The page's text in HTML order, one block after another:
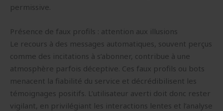
permissive.
Présence de faux profils : attention aux illusions
Le recours à des messages automatiques, souvent perçus
comme des incitations à s’abonner, contribue à une
atmosphère parfois déceptive. Ces faux profils ou bots
menacent la fiabilité du service et décrédibilisent les
témoignages positifs. L’utilisateur averti doit donc rester
vigilant, en privilégiant les interactions lentes et l’analyse